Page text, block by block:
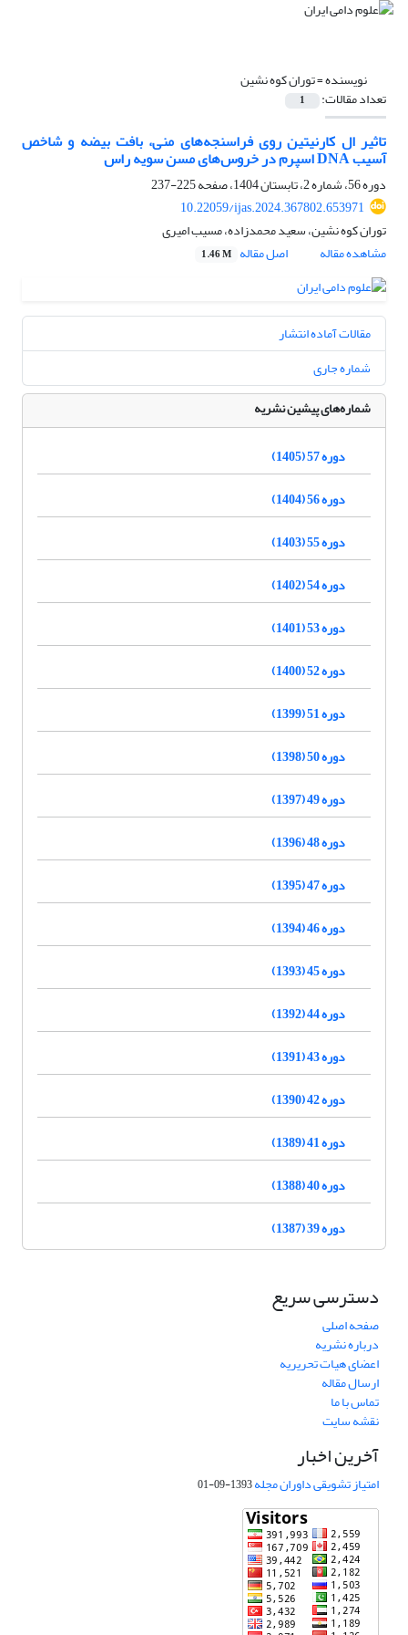
نویسنده =توران کوه نشین
تعداد مقالات: 1
تاثیر ال کارنیتین روی فراسنجه‌های منی، بافت بیضه و شاخص
آسیب DNA اسپرم در خروس‌های مسن سویه راس
دوره 56، شماره 2، تابستان 1404، صفحه
225-237
10.22059/ijas.2024.367802.653971
توران کوه نشین، سعید محمدزاده، مسیب امیری
مشاهده مقاله
اصل مقاله 1.46 M
مقالات آماده انتشار
شماره جاری
شماره‌های پیشین نشریه
دوره 57 (1405)
دوره 56 (1404)
دوره 55 (1403)
دوره 54 (1402)
دوره 53 (1401)
دوره 52 (1400)
دوره 51 (1399)
دوره 50 (1398)
دوره 49 (1397)
دوره 48 (1396)
دوره 47 (1395)
دوره 46 (1394)
دوره 45 (1393)
دوره 44 (1392)
دوره 43 (1391)
دوره 42 (1390)
دوره 41 (1389)
دوره 40 (1388)
دوره 39 (1387)
دسترسی سریع
صفحه اصلی
درباره نشریه
اعضای هیات تحریریه
ارسال مقاله
تماس با ما
نقشه سایت
آخرین اخبار
امتیاز تشویقی داوران مجله1393-09-01